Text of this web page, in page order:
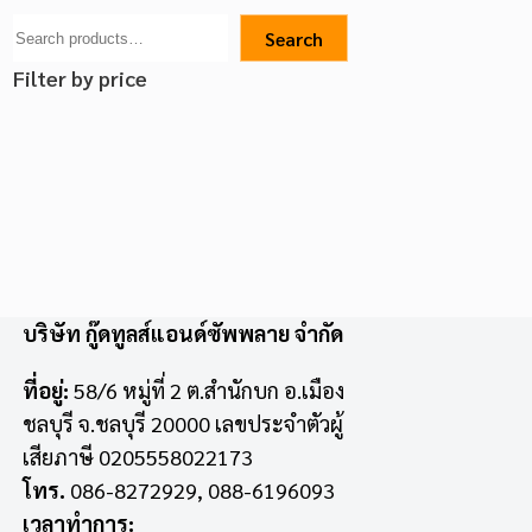
Search
Filter by price
บริษัท กู๊ดทูลส์แอนด์ซัพพลาย จำกัด
ที่อยู่: 58/6 หมู่ที่ 2 ต.สำนักบก อ.เมือง
ชลบุรี จ.ชลบุรี 20000 เลขประจำตัวผู้
เสียภาษี 0205558022173
โทร. 086-8272929, 088-6196093
เวลาทำการ: